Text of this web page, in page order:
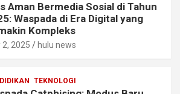
Aman Bermedia Sosial di Tahun
Waspada di Era Digital yang
Kompleks
2, 2025 hulu news
TEKNOLOGI